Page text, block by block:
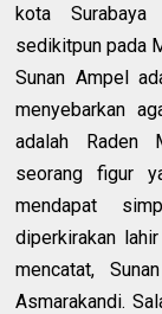
kota Surabaya
sedikitpun pada
Sunan Ampel
menyebarkan
adalah Raden
seorang figur
mendapat
diperkirakan
mencatat,
Asmarakandi.